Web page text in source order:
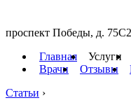
проспект Победы, д. 75C2
Главная
Услуги
Врачи
Отзывы
Статьи ›